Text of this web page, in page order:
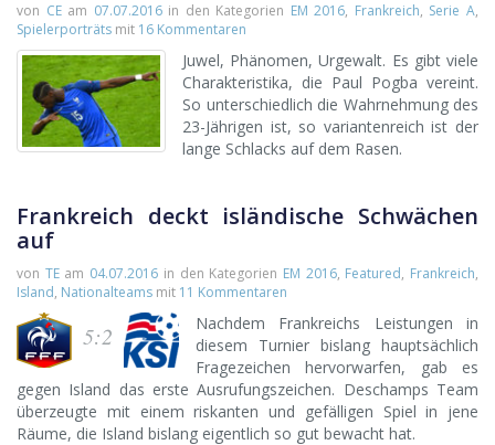
von CEam 07.07.2016in den Kategorien EM 2016, Frankreich, Serie A,
Spielerporträts mit 16 Kommentaren
Juwel, Phänomen, Urgewalt. Es gibt viele
Charakteristika, die Paul Pogba vereint.
So unterschiedlich die Wahrnehmung des
23-Jährigen ist, so variantenreich ist der
lange Schlacks auf dem Rasen.
Frankreich deckt isländische Schwächen
auf
von TEam 04.07.2016 in den Kategorien EM 2016, Featured, Frankreich,
Island, Nationalteams mit 11 Kommentaren
5:2
Nachdem Frankreichs Leistungen in
diesem Turnier bislang hauptsächlich
Fragezeichen hervorwarfen, gab es
gegen Island das erste Ausrufungszeichen. Deschamps Team
überzeugte mit einem riskanten und gefälligen Spiel in jene
Räume, die Island bislang eigentlich so gut bewacht hat.